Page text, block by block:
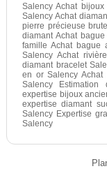
Salency Achat
Salency Achat
pierre précieuse
diamant Achat
famille Achat bague
Salency Achat
diamant bracelet
en or Salency
Salency Estimation
expertise bijoux
expertise diamant
Salency Expertise
Salency